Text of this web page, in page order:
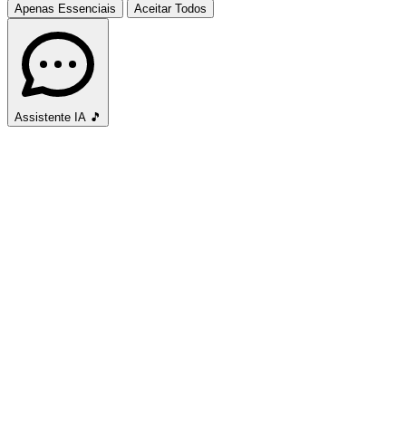
Apenas Essenciais Aceitar Todos
Assistente IA 🎵